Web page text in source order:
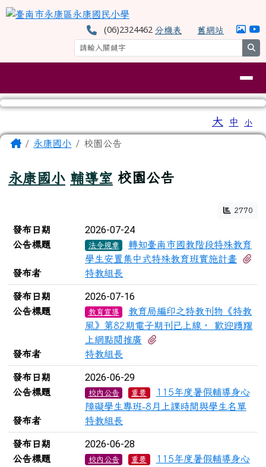
跳至主內容區
臺南市永康區永康國民小學
(06)2324462分機表 舊網站
⏸
大 中 小
主內容區域
Home永康國小 校園公告
永康國小 輔導室 校園公告
2770
新聞列表
發布日期 2026-07-24
公告標題 法令規章
轉知臺南市國教階段特殊教育
學生安置集中式特殊教育班實施計畫
發布者
特教組長
發布日期 2026-07-16
公告標題 教育宣導
教育局編印之特教刊物《特教
風》第82期電子期刊已上線， 歡迎踴躍
上網點閱推廣
發布者
特教組長
發布日期 2026-06-29
公告標題 校內公告 重要
115年度暑假輔導身心
障礙學生專班-8月上課時間與學生名單
發布者
特教組長
發布日期 2026-06-28
公告標題 校內公告 重要
115年度暑假輔導身心
頁尾區域